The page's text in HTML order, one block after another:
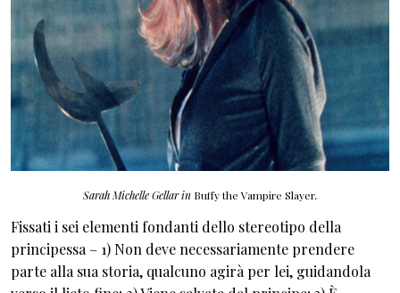
Sarah Michelle Gellar in Buffy the Vampire Slayer.
Fissati i sei elementi fondanti dello stereotipo della
principessa – 1) Non deve necessariamente prendere
parte alla sua storia, qualcuno agirà per lei, guidandola